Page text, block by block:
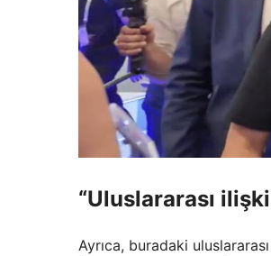
“Uluslararası
Ayrıca, buradaki